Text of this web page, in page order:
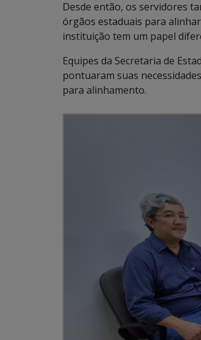
Desde então, os servidores
órgãos estaduais para
instituição tem um papel
Equipes da Secretaria de
pontuaram suas
para alinhamento.